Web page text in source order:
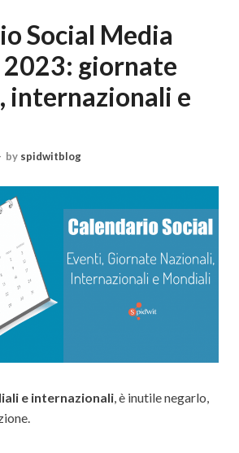
Social Media
giornate
internazionali e
by spidwitblog
e internazionali , è inutile negarlo,